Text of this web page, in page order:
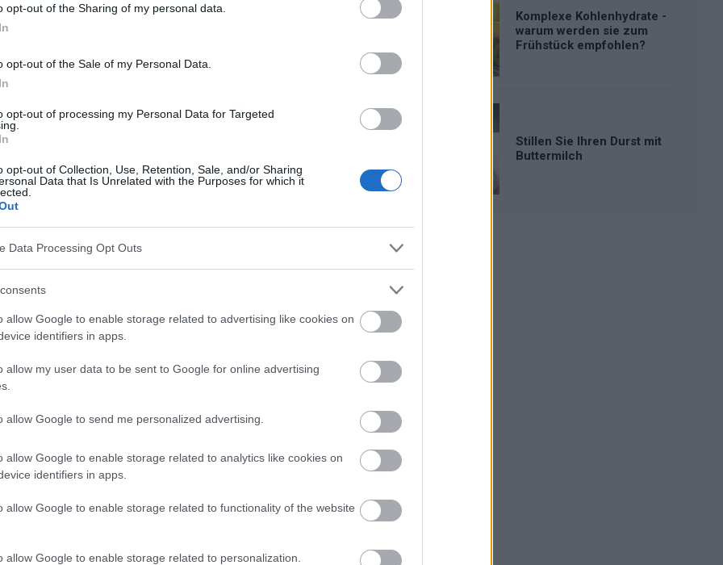
opt-out of the Sharing of my personal data.
opt-out of the Sale of my Personal Data.
opt-out of processing my Personal Data for Targeted
opt-out of Collection, Use, Retention, Sale, and/or Sharing
Data that Is Unrelated with the Purposes for which it
Data Processing Opt Outs
allow Google to enable storage related to advertising like cookies on
identifiers in apps.
allow my user data to be sent to Google for online advertising
allow Google to send me personalized advertising.
allow Google to enable storage related to analytics like cookies on
identifiers in apps.
allow Google to enable storage related to functionality of the website
allow Google to enable storage related to personalization.
von Symptomen und hormonellen
Alter auftreten können. Obwohl sie oft mit der
Andropause ihre eigenen, einzigartigen
Menopause'bezeichnet, ist die Phase im
zu sinken beginnt. Dies ist ein natürlicher
können die Symptome so stark sein, dass sie
Komplexe Kohlenhydrate -
warum werden sie zum
Frühstück empfohlen?
Stillen Sie Ihren Durst mit
Buttermilch